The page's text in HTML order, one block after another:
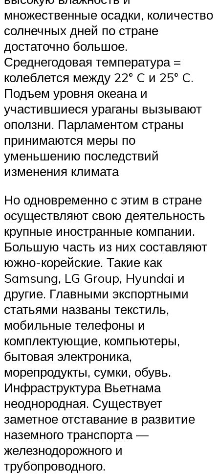
множественные осадки, количество
солнечных дней по стране
достаточно большое.
Среднегодовая температура =
колеблется между 22° C и 25° C.
Подъем уровня океана и
участившиеся ураганы вызывают
оползни. Парламентом страны
принимаются меры по
уменьшению последствий
изменения климата
Но одновременно с этим в стране
осуществляют свою деятельность
крупные иностранные компании.
Большую часть из них составляют
южно-корейские. Такие как
Samsung, LG Group, Hyundai и
другие. Главными экспортными
статьями названы текстиль,
мобильные телефоны и
комплектующие, компьютеры,
бытовая электроника,
морепродукты, сумки, обувь.
Инфраструктура Вьетнама
неоднородная. Существует
заметное отставание в развитие
наземного транспорта —
железнодорожного и
трубопроводного.